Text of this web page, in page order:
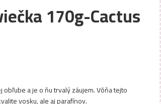
170g-Cactus
a je o ňu trvalý záujem. Vôňa tejto
vosku, ale aj parafínov.